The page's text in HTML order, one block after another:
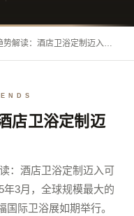
解读：酒店卫浴定制迈入可
店卫浴定制迈
：酒店卫浴定制迈入可
3月，全球规模最大的
际卫浴展如期举行。